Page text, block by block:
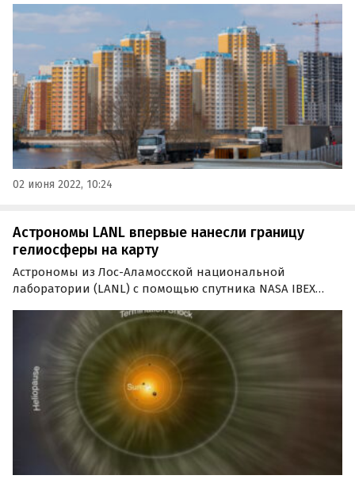
стандартные, так и государственные программы со
сниженными ставками, сообщает пресс-служба банка.
02 июня 2022, 10:24
Астрономы LANL впервые нанесли границу
гелиосферы на карту
Астрономы из Лос-Аламосской национальной
лаборатории (LANL) с помощью спутника NASA IBEX
выглядят гелиосфера Солнца и ее границы.